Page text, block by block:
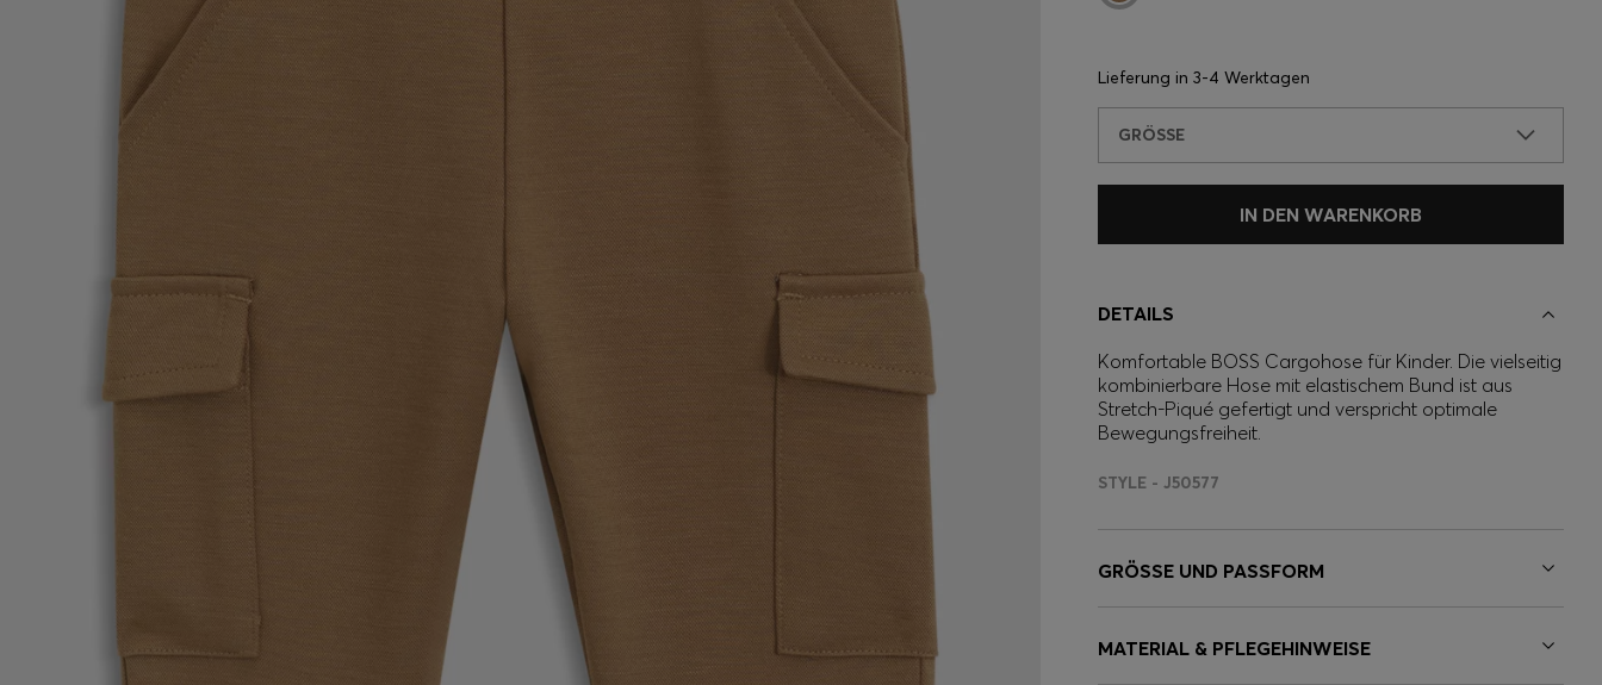
Lieferung in 3-4 Werktagen
GRÖSSE
IN DEN WARENKORB
DETAILS
Komfortable BOSS Cargohose für Kinder. Die vielseitig
kombinierbare Hose mit elastischem Bund ist aus
Stretch-Piqué gefertigt und verspricht optimale
Bewegungsfreiheit.
STYLE - J50577
GRÖSSE UND PASSFORM
MATERIAL & PFLEGEHINWEISE